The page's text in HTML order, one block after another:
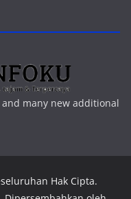
many new additional
Hak Cipta.